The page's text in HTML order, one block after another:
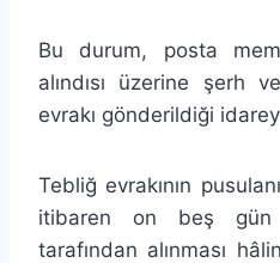
Bu durum, posta
alındısı üzerine şerh
evrakı gönderildiği
Tebliğ evrakının
itibaren on beş gün
tarafından alınması